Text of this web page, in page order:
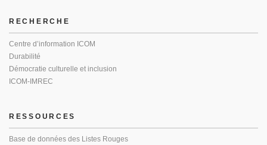
RECHERCHE
Centre d’information ICOM
Durabilité
Démocratie culturelle et inclusion
ICOM-IMREC
RESSOURCES
Base de données des Listes Rouges